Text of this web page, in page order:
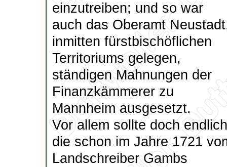
einzutreiben; und so war
auch das Oberamt
inmitten fürstbischöflichen
Territoriums gelegen,
ständigen Mahnungen der
Finanzkämmerer zu
Mannheim ausgesetzt.
Vor allem sollte doch endlich
die schon im Jahre 1721
Landschreiber Gambs